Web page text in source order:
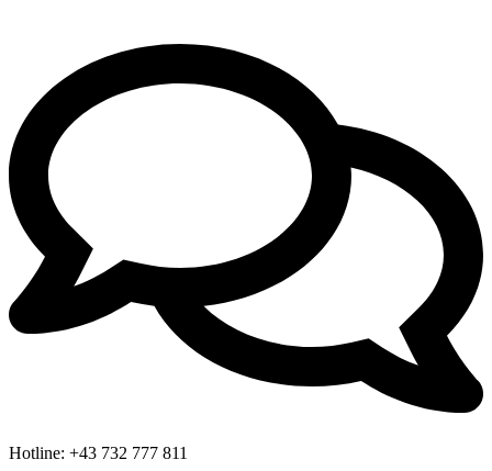
Hotline: +43 732 777 811